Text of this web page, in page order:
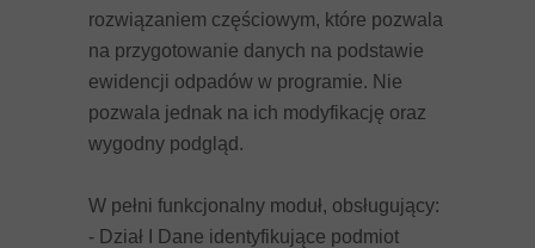
rozwiązaniem częściowym, które pozwala
na przygotowanie danych na podstawie
ewidencji odpadów w programie. Nie
pozwala jednak na ich modyfikację oraz
wygodny podgląd.
W pełni funkcjonalny moduł, obsługujący:
- Dział I Dane identyfikujące podmiot